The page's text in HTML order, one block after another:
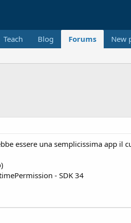
Teach Blog Forums New
essere una semplicissima app
- SDK 34